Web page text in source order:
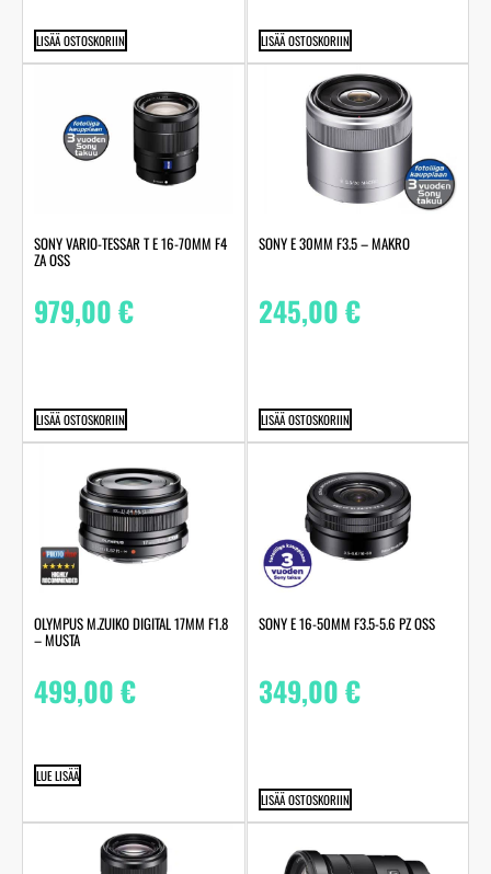
LISÄÄ OSTOSKORIIN LISÄÄ OSTOSKORIIN
SONY VARIO-TESSAR T E 16-70MM F4
ZA OSS
979,00€
LISÄÄ OSTOSKORIIN
SONY E 30MM F3.5 – MAKRO
245,00€
LISÄÄ OSTOSKORIIN
OLYMPUS M.ZUIKO DIGITAL 17MM F1.8
– MUSTA
499,00€
LUE LISÄÄ
SONY E 16-50MM F3.5-5.6 PZ OSS
349,00€
LISÄÄ OSTOSKORIIN